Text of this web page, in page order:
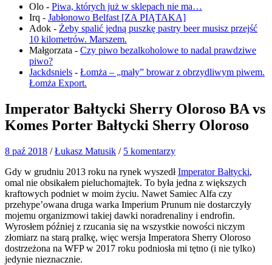
Olo - Piwa, których już w sklepach nie ma…
Irq - Jabłonowo Belfast [ZA PIĄTAKA]
Adok - Żeby spalić jedną puszkę pastry beer musisz przejść
10 kilometrów. Marszem.
Małgorzata - Czy piwo bezalkoholowe to nadal prawdziwe
piwo?
Jackdsniels - Łomża – „mały” browar z obrzydliwym piwem.
Łomża Export.
Imperator Bałtycki Sherry Oloroso BA vs
Komes Porter Bałtycki Sherry Oloroso
8 paź 2018 /Łukasz Matusik / 5 komentarzy
Gdy w grudniu 2013 roku na rynek wyszedłImperator Bałtycki,
omal nie obsikałem pieluchomajtek. To była jedna z większych
kraftowych podniet w moim życiu. Nawet Samiec Alfa czy
przehype’owana druga warka Imperium Prunum nie dostarczyły
mojemu organizmowi takiej dawki noradrenaliny i endrofin.
Wyrosłem później z rzucania się na wszystkie nowości niczym
złomiarz na starą pralkę, więc wersja Imperatora Sherry Oloroso
dostrzeżona na WFP w 2017 roku podniosła mi tętno (i nie tylko)
jedynie nieznacznie.